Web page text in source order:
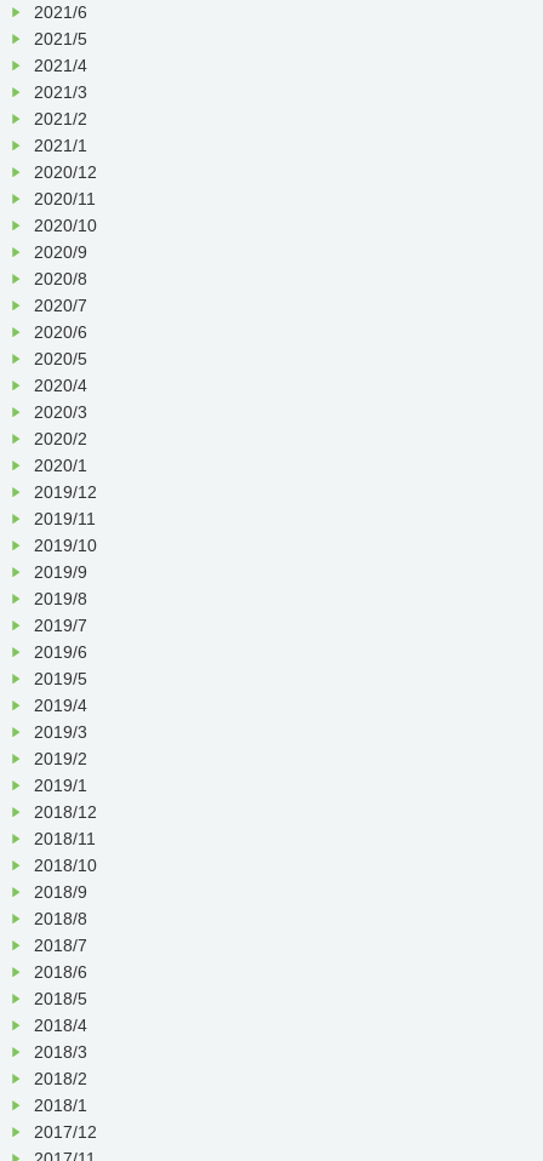
2021/6
2021/5
2021/4
2021/3
2021/2
2021/1
2020/12
2020/11
2020/10
2020/9
2020/8
2020/7
2020/6
2020/5
2020/4
2020/3
2020/2
2020/1
2019/12
2019/11
2019/10
2019/9
2019/8
2019/7
2019/6
2019/5
2019/4
2019/3
2019/2
2019/1
2018/12
2018/11
2018/10
2018/9
2018/8
2018/7
2018/6
2018/5
2018/4
2018/3
2018/2
2018/1
2017/12